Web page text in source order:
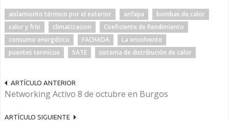
aislamiento térmico por el exterior anfapa
bombas de calor
calor y frío
climatizacion
Coeficiente de Rendimiento
consumo energético
FACHADA
La envolvente
puentes termicos
SATE sistema de distribución de calor
ARTÍCULO ANTERIOR
Networking Activo 8 de octubre en Burgos
ARTÍCULO SIGUIENTE